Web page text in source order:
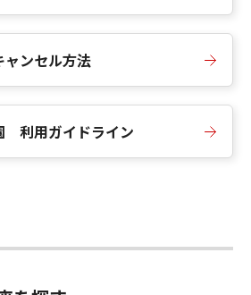
ャンセル方法
利用ガイドライン